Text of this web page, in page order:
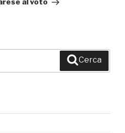
al voto
Cerca